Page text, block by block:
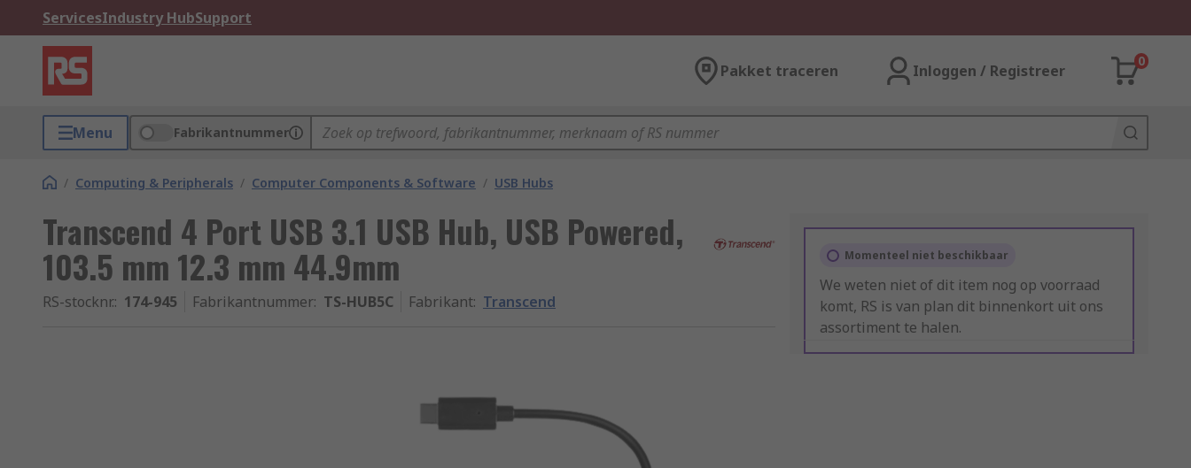
ServicesIndustry HubSupport
Pakket traceren Inloggen / Registreer
0
Menu Fabrikantnummer
/ Computing & Peripherals / Computer Components & Software / USB Hubs
Transcend 4 Port USB 3.1 USB Hub, USB Powered,
103.5 mm 12.3 mm 44.9mm
RS-stocknr.: 174-945 Fabrikantnummer: TS-HUB5C Fabrikant: Transcend
Momenteel niet beschikbaar
We weten niet of dit item nog op voorraad
komt, RS is van plan dit binnenkort uit ons
assortiment te halen.